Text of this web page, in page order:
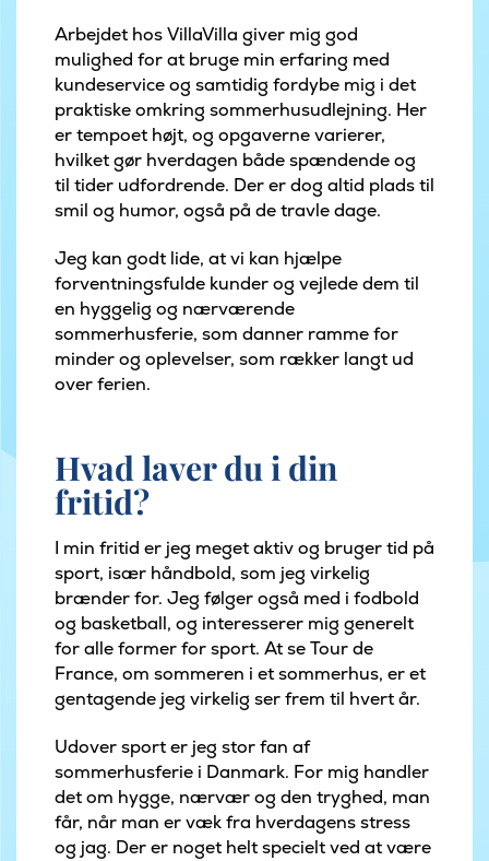
Arbejdet hos VillaVilla giver mig god
mulighed for at bruge min erfaring med
kundeservice og samtidig fordybe mig i det
praktiske omkring sommerhusudlejning. Her
er tempoet højt, og opgaverne varierer,
hvilket gør hverdagen både spændende og
til tider udfordrende. Der er dog altid plads til
smil og humor, også på de travle dage.
Jeg kan godt lide, at vi kan hjælpe
forventningsfulde kunder og vejlede dem til
en hyggelig og nærværende
sommerhusferie, som danner ramme for
minder og oplevelser, som rækker langt ud
over ferien.
Hvad laver du i din
fritid?
I min fritid er jeg meget aktiv og bruger tid på
sport, især håndbold, som jeg virkelig
brænder for. Jeg følger også med i fodbold
og basketball, og interesserer mig generelt
for alle former for sport. At se Tour de
France, om sommeren i et sommerhus, er et
gentagende jeg virkelig ser frem til hvert år.
Udover sport er jeg stor fan af
sommerhusferie i Danmark. For mig handler
det om hygge, nærvær og den tryghed, man
får, når man er væk fra hverdagens stress
og jag. Der er noget helt specielt ved at være